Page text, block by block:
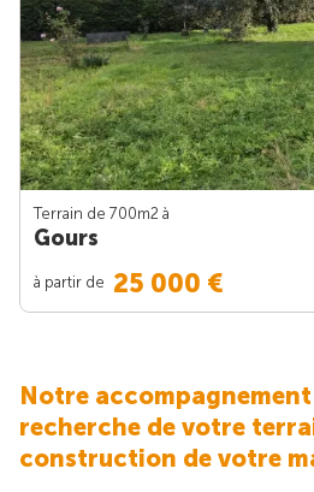
Terrain de 700m2 à
Gours
à partir de 25 000 €
Notre
recherche de votre
construction de votre